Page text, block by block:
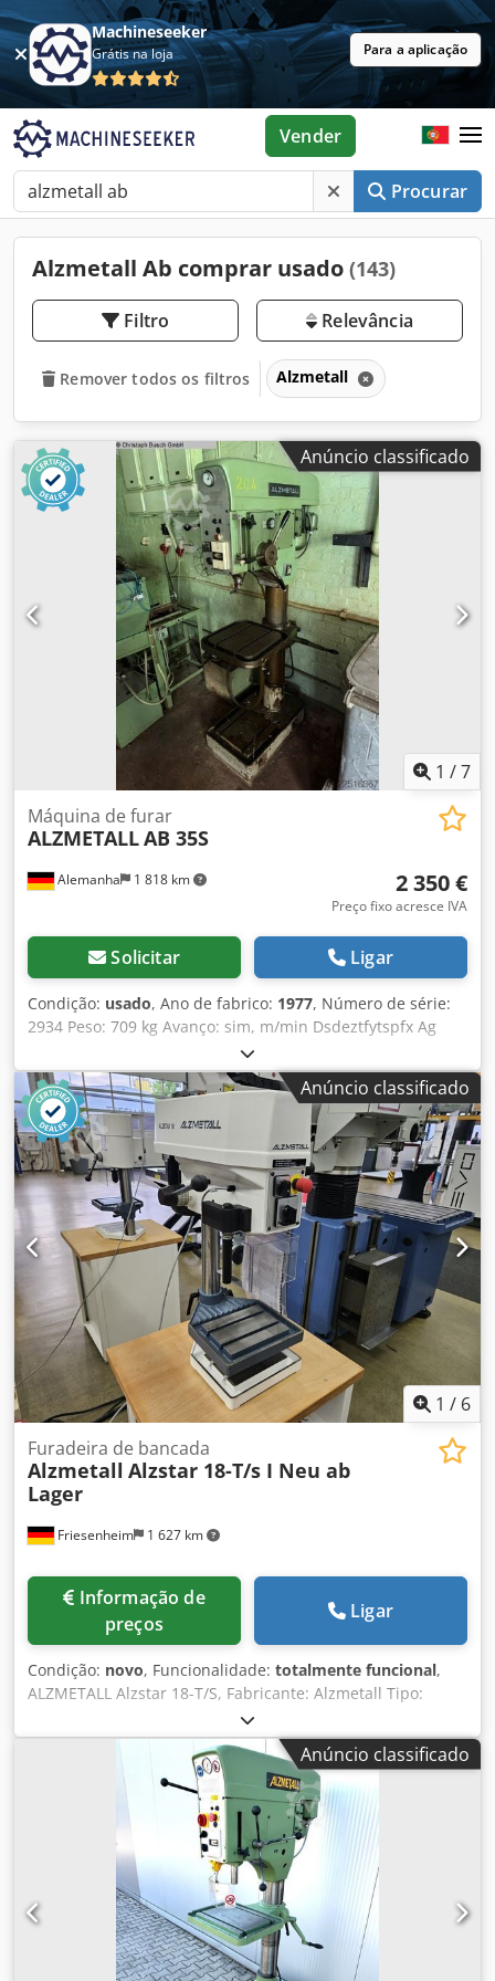
Machineseeker
Grátis na loja Para a aplicação
Procurar
Vender
Alzmetall Ab comprar usado (143)
Filtro Relevância
Remover todos os filtros Alzmetall
Anúncio classificado
1 /7
Alemanha 1 818 km
Máquina de furar
ALZMETALLAB 35S
2 350 €
Preço fixo acresce IVA
Solicitar Ligar
Condição: usado, Ano de fabrico: 1977, Número de série:
2934 Peso: 709 kg Avanço: sim, m/min Dsdeztfytspfx Ag
Anúncio classificado
1 / 6
Friesenheim 1 627 km
Furadeira de bancada
Alzmetall Alzstar 18-T/s I Neu ab
Lager
preços
Ligar
Condição: novo, Funcionalidade: totalmente funcional,
ALZMETALL Alzstar 18-T/S, Fabricante: Alzmetall Tipo:
Alzstar 18-T/S Estado: Novo / Máquina de demonstração
Capacidade de perfuração em aço St 60: 18 mm,
Rosqueamento em aço St 60: M 12, Rosqueamento em
ferro fundido GG 20: M 14, Mandril curto: MK 2, Djdjy S Au
Uopfx Ag Nowa Rotação do mandril: 225-4.300 rpm, Curso
do mandril: 80 mm, Braço: 190 mm, Diâmetro da coluna:
65 mm, Mesa da máquina – superfície útil: 300x240 mm,
Número de ranhuras em T – largura – distância: 2 x 12 x 80
mm, Distância entre o mandril e a mesa da máquina,
mínima/máxima: 75/357 mm, Base da máquina –
superfície útil: 300x240 mm, Número de ranhuras em T –
largura – distância: 2 x 12 x 80 mm, Distância entre o
Anúncio classificado